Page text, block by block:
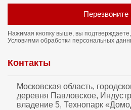
Перезвоните
Нажимая кнопку выше, вы
Условиями обработки персональных
Контакты
Московская область,
деревня Павловское,
владение 5, Технопарк